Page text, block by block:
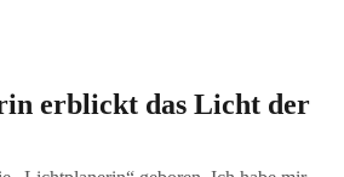
erblickt das Licht der